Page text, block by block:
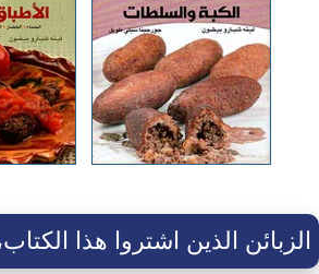
الزبائن الذين اشتروا هذا